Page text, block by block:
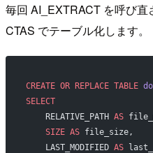
毎回 AI_EXTRACT を呼び
CTAS でテーブル化します。
CREATE OR REPLACE TABLE
SELECT
    RELATIVE_PATH
AS
    SIZE
AS file_size,
    LAST_MODIFIED
AS